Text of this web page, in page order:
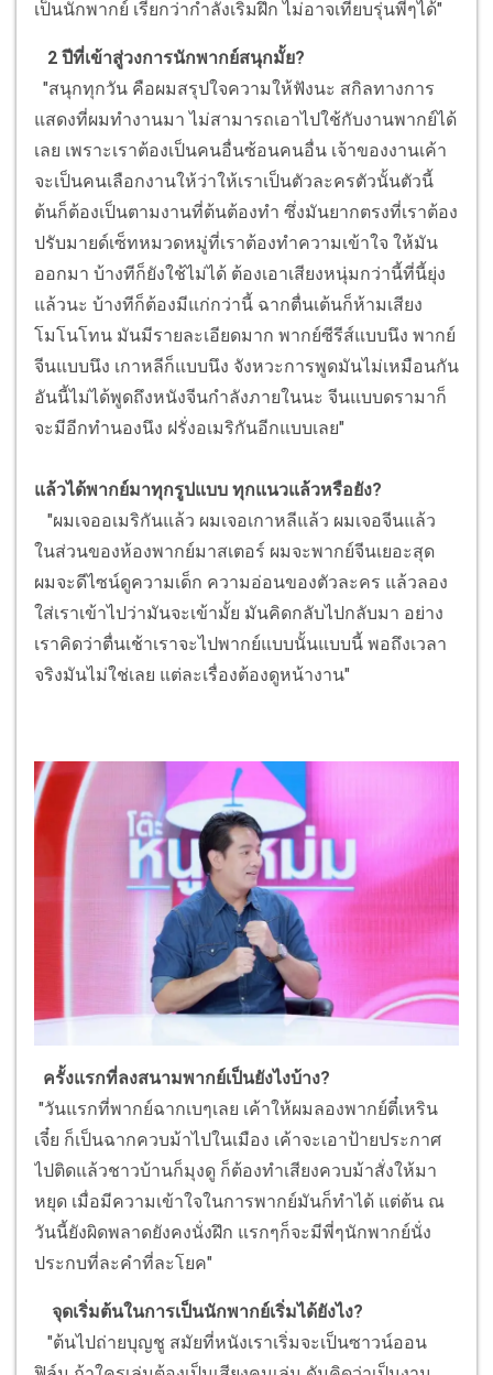
เป็นนักพากย์ เรียกว่ากำลังเริ่มฝึก ไม่อาจเทียบรุ่นพี่ๆได้"
2 ปีที่เข้าสู่วงการนักพากย์สนุกมั้ย?
"สนุกทุกวัน คือผมสรุปใจความให้ฟังนะ สกิลทางการ
แสดงที่ผมทำงานมา ไม่สามารถเอาไปใช้กับงานพากย์ได้
เลย เพราะเราต้องเป็นคนอื่นซ้อนคนอื่น เจ้าของงานเค้า
จะเป็นคนเลือกงานให้ว่าให้เราเป็นตัวละครตัวนั้นตัวนี้
ต้นก็ต้องเป็นตามงานที่ต้นต้องทำ ซึ่งมันยากตรงที่เราต้อง
ปรับมายด์เซ็ทหมวดหมู่ที่เราต้องทำความเข้าใจ ให้มัน
ออกมา บ้างทีก็ยังใช้ไม่ได้ ต้องเอาเสียงหนุ่มกว่านี้ที่นี้ยุ่ง
แล้วนะ บ้างทีก็ต้องมีแก่กว่านี้ ฉากตื่นเต้นก็ห้ามเสียง
โมโนโทน มันมีรายละเอียดมาก พากย์ซีรีส์แบบนึง พากย์
จีนแบบนึง เกาหลีก็แบบนึง จังหวะการพูดมันไม่เหมือนกัน
อันนี้ไม่ได้พูดถึงหนังจีนกำลังภายในนะ จีนแบบดรามาก็
จะมีอีกทำนองนึง ฝรั่งอเมริกันอีกแบบเลย"
แล้วได้พากย์มาทุกรูปแบบ ทุกแนวแล้วหรือยัง?
"ผมเจออเมริกันแล้ว ผมเจอเกาหลีแล้ว ผมเจอจีนแล้ว
ในส่วนของห้องพากย์มาสเตอร์ ผมจะพากย์จีนเยอะสุด
ผมจะดีไซน์ดูความเด็ก ความอ่อนของตัวละคร แล้วลอง
ใส่เราเข้าไปว่ามันจะเข้ามั้ย มันคิดกลับไปกลับมา อย่าง
เราคิดว่าตื่นเช้าเราจะไปพากย์แบบนั้นแบบนี้ พอถึงเวลา
จริงมันไม่ใช่เลย แต่ละเรื่องต้องดูหน้างาน"
ครั้งแรกที่ลงสนามพากย์เป็นยังไงบ้าง?
"วันแรกที่พากย์ฉากเบๆเลย เค้าให้ผมลองพากย์ตี๋เหริน
เจี๋ย ก็เป็นฉากควบม้าไปในเมือง เค้าจะเอาป้ายประกาศ
ไปติดแล้วชาวบ้านก็มุงดู ก็ต้องทำเสียงควบม้าสั่งให้มา
หยุด เมื่อมีความเข้าใจในการพากย์มันก็ทำได้ แต่ต้น ณ
วันนี้ยังผิดพลาดยังคงนั่งฝึก แรกๆก็จะมีพี่ๆนักพากย์นั่ง
ประกบที่ละคำที่ละโยค"
จุดเริ่มต้นในการเป็นนักพากย์เริ่มได้ยังไง?
"ต้นไปถ่ายบุญชู สมัยที่หนังเราเริ่มจะเป็นซาวน์ออน